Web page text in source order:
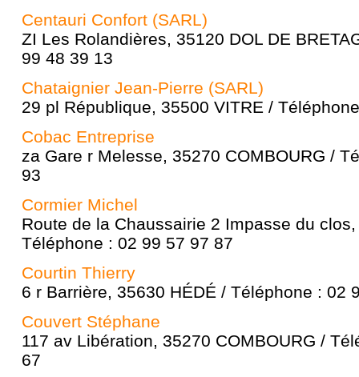
Centauri Confort (SARL)
ZI Les Rolandières, 35120 DOL DE
99 48 39 13
Chataignier Jean-Pierre (SARL)
29 pl République, 35500 VITRE /
Cobac Entreprise
za Gare r Melesse, 35270 COMBOURG /
93
Cormier Michel
Route de la Chaussairie 2 Impasse du
Téléphone : 02 99 57 97 87
Courtin Thierry
6 r Barrière, 35630 HÉDÉ / Téléphone : 02
Couvert Stéphane
117 av Libération, 35270 COMBOURG /
67